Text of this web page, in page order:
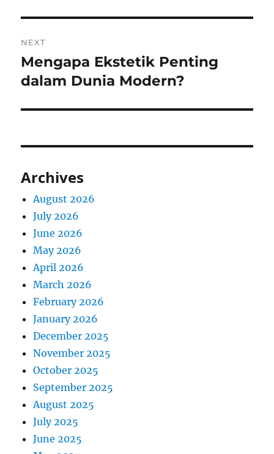
NEXT
Next
post:
Mengapa Ekstetik Penting
dalam Dunia Modern?
Archives
August 2026
July 2026
June 2026
May 2026
April 2026
March 2026
February 2026
January 2026
December 2025
November 2025
October 2025
September 2025
August 2025
July 2025
June 2025